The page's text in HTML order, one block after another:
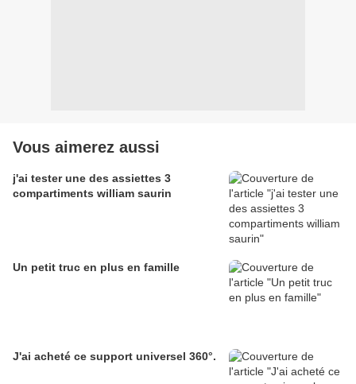
Vous aimerez aussi
j'ai tester une des assiettes 3
compartiments william saurin
Un petit truc en plus en famille
J'ai acheté ce support universel 360°.